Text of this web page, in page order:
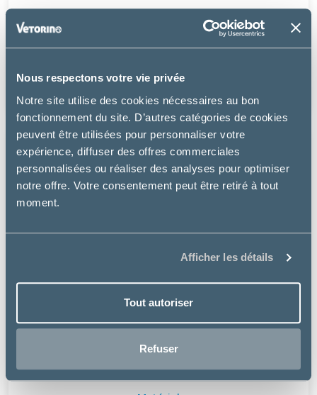
Nous respectons votre vie privée
Notre site utilise des cookies nécessaires au bon
fonctionnement du site. D’autres catégories de cookies
peuvent être utilisées pour personnaliser votre
expérience, diffuser des offres commerciales
personnalisées ou réaliser des analyses pour optimiser
notre offre. Votre consentement peut être retiré à tout
moment.
Afficher les détails
Tout autoriser
Refuser
BALLE REBONDISSANTE POP BALL - CHIEN, CHAT
à partir de
5.99€